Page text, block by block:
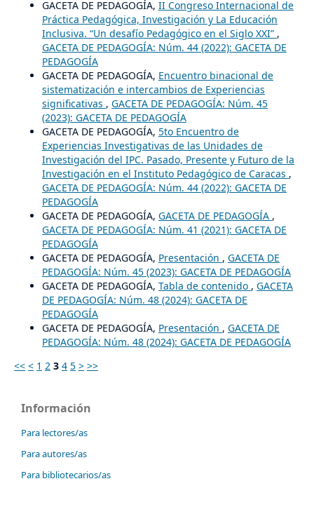
GACETA DE PEDAGOGÍA, II Congreso Internacional de
Práctica Pedagógica, Investigación y La Educación
Inclusiva. “Un desafío Pedagógico en el Siglo XXI” ,
GACETA DE PEDAGOGÍA: Núm. 44 (2022): GACETA DE
PEDAGOGÍA
GACETA DE PEDAGOGÍA, Encuentro binacional de
sistematización e intercambios de Experiencias
significativas , GACETA DE PEDAGOGÍA: Núm. 45
(2023): GACETA DE PEDAGOGÍA
GACETA DE PEDAGOGÍA, 5to Encuentro de
Experiencias Investigativas de las Unidades de
Investigación del IPC. Pasado, Presente y Futuro de la
Investigación en el Instituto Pedagógico de Caracas ,
GACETA DE PEDAGOGÍA: Núm. 44 (2022): GACETA DE
PEDAGOGÍA
GACETA DE PEDAGOGÍA, GACETA DE PEDAGOGÍA ,
GACETA DE PEDAGOGÍA: Núm. 41 (2021): GACETA DE
PEDAGOGÍA
GACETA DE PEDAGOGÍA, Presentación , GACETA DE
PEDAGOGÍA: Núm. 45 (2023): GACETA DE PEDAGOGÍA
GACETA DE PEDAGOGÍA, Tabla de contenido , GACETA
DE PEDAGOGÍA: Núm. 48 (2024): GACETA DE
PEDAGOGÍA
GACETA DE PEDAGOGÍA, Presentación , GACETA DE
PEDAGOGÍA: Núm. 48 (2024): GACETA DE PEDAGOGÍA
<< < 1 2 3 4 5 > >>
Información
Para lectores/as
Para autores/as
Para bibliotecarios/as